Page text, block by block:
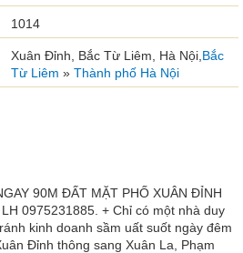
1014
Xuân Đỉnh, Bắc Từ Liêm, Hà Nội, Bắc
Từ Liêm » Thành phố Hà Nội
90M ĐẤT MẶT PHỐ XUÂN ĐỈNH
0975231885. + Chỉ có một nhà duy
kinh doanh sầm uất suốt ngày đêm
Đỉnh thông sang Xuân La, Phạm